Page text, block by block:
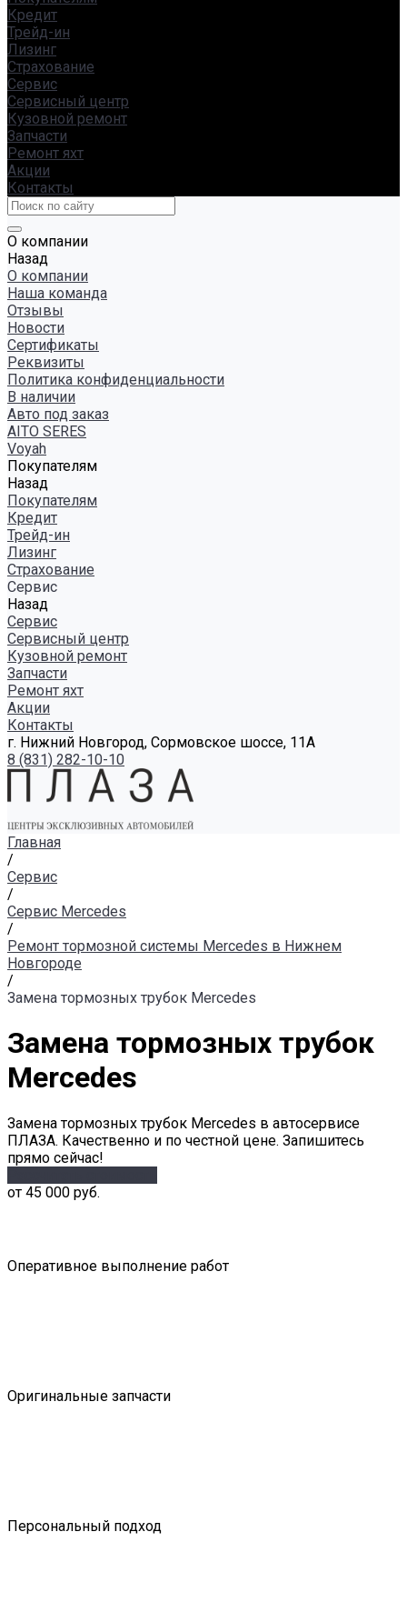
Кредит
Трейд-ин
Лизинг
Страхование
Сервис
Сервисный центр
Кузовной ремонт
Запчасти
Ремонт яхт
Акции
Контакты
О компании
Назад
О компании
Наша команда
Отзывы
Новости
Сертификаты
Реквизиты
Политика конфиденциальности
В наличии
Авто под заказ
AITO SERES
Voyah
Покупателям
Назад
Покупателям
Кредит
Трейд-ин
Лизинг
Страхование
Сервис
Назад
Сервис
Сервисный центр
Кузовной ремонт
Запчасти
Ремонт яхт
Акции
Контакты
г. Нижний Новгород, Сормовское шоссе, 11А
8 (831) 282-10-10
Главная
/
Сервис
/
Сервис Mercedes
/
Ремонт тормозной системы Mercedes в Нижнем
Новгороде
/
Замена тормозных трубок Mercedes
Замена тормозных трубок
Mercedes
Замена тормозных трубок Mercedes в автосервисе
ПЛАЗА. Качественно и по честной цене. Запишитесь
прямо сейчас!
от 45 000 руб.
Оперативное выполнение работ
Оригинальные запчасти
Персональный подход